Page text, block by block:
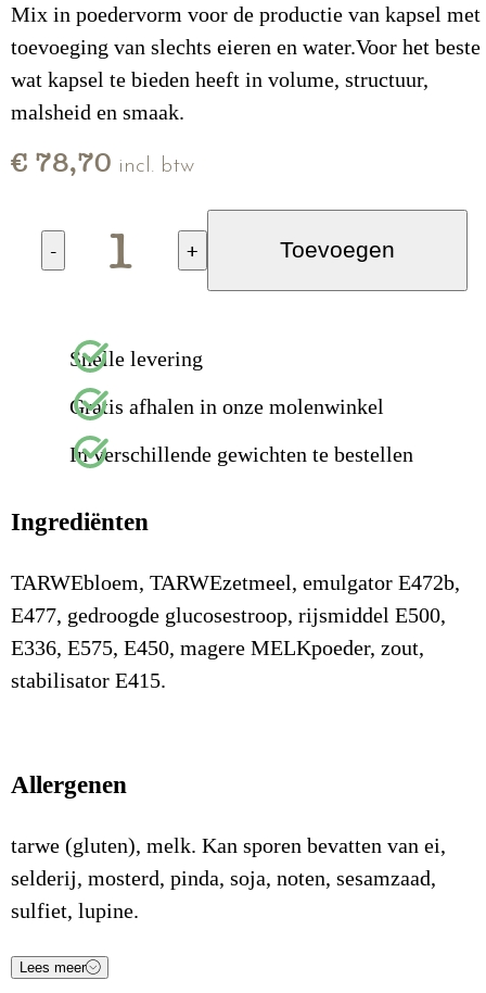
Mix in poedervorm voor de productie van kapsel met
toevoeging van slechts eieren en water.Voor het beste
wat kapsel te bieden heeft in volume, structuur,
malsheid en smaak.
€ 78,70 incl. btw
- + Toevoegen
Snelle levering
Gratis afhalen in onze molenwinkel
In verschillende gewichten te bestellen
Ingrediënten
TARWEbloem, TARWEzetmeel, emulgator E472b,
E477, gedroogde glucosestroop, rijsmiddel E500,
E336, E575, E450, magere MELKpoeder, zout,
stabilisator E415.
Allergenen
tarwe (gluten), melk. Kan sporen bevatten van ei,
selderij, mosterd, pinda, soja, noten, sesamzaad,
sulfiet, lupine.
Voedingsstof
Lees meer